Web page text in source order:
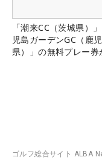
「潮来CC（茨城県）
児島ガーデンGC（鹿
県）」の無料プレー券
ゴルフ総合サイト ALBA